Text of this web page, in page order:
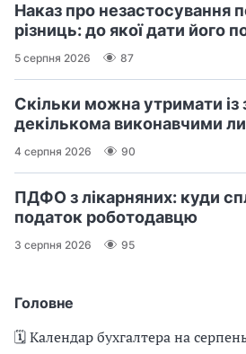
Головне
🗓️ Календар бухгалтера на
Наказ про незастосування
різниць: до якої дати його
5 серпня 2026 87
Скільки можна утримати із
декількома виконавчими
4 серпня 2026 90
ПДФО з лікарняних: куди
податок роботодавцю
3 серпня 2026 95